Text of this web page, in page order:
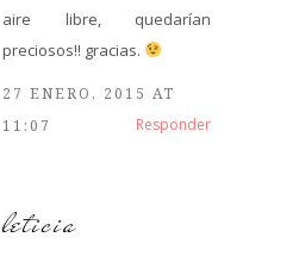
aire libre, quedarían
preciosos!! gracias.
27 ENERO, 2015 AT
11:07
Responder
leticia